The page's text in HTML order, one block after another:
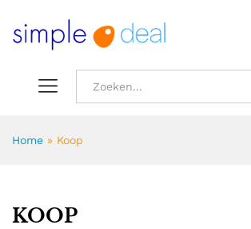
Home » Koop
KOOP